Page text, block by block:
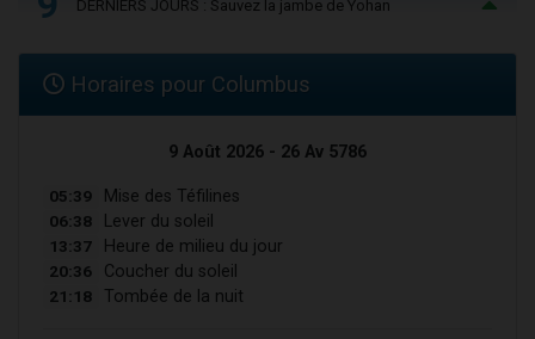
DERNIERS JOURS : Sauvez la jambe de Yohan
Horaires pour Columbus
9 Août 2026 - 26 Av 5786
05:39 Mise des Téfilines
06:38 Lever du soleil
13:37 Heure de milieu du jour
20:36 Coucher du soleil
21:18 Tombée de la nuit